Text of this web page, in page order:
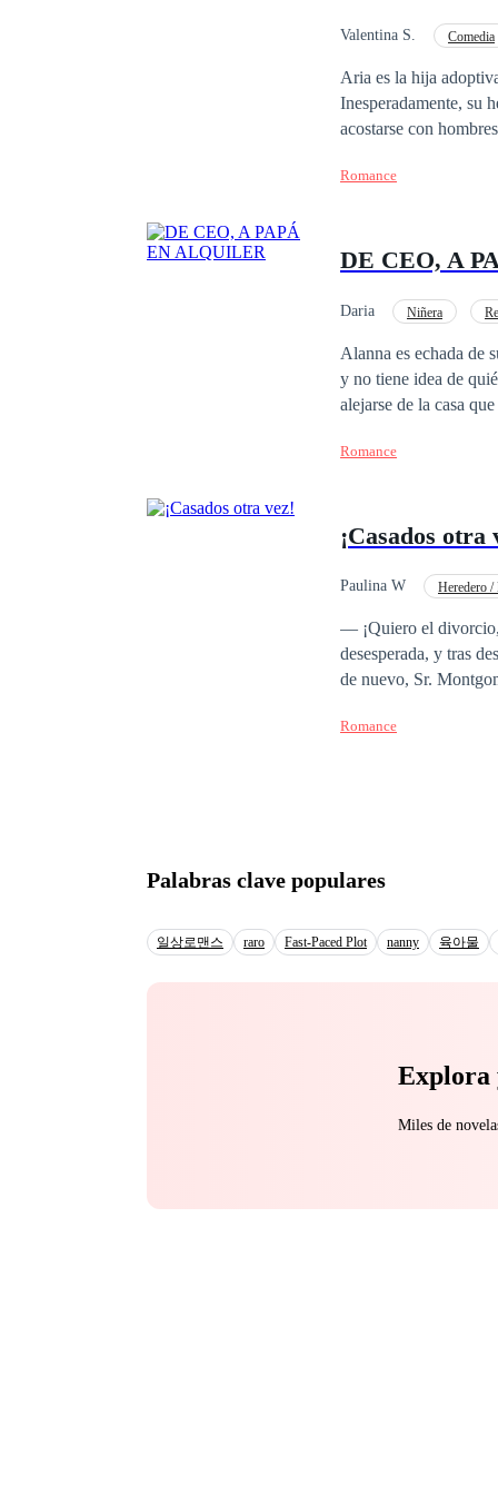
Valentina S. Comedia
Aria es la hija
Inesperadamente, su
acostarse con
ni siquiera su novio,
hombre muy
para que tu abuela
Romance
DE CEO, A
Daria Niñera
Alanna es echada de
y no tiene idea de
alejarse de la casa
cumple todos sus requisitos, es
Romance
¡Casados otra
Paulina W Heredero /
— ¡Quiero el
desesperada, y tras
de nuevo, Sr.
huir de mí, sigues
Romance
Palabras clave populares
일상로맨스 raro Fast-Paced Plot nanny 육아물
Explora
Miles de